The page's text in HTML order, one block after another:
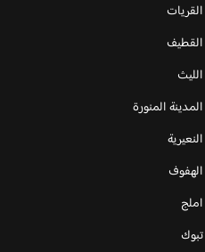
القريات
القطيف
الليث
المدينة المنورة
النعيرية
الهفوف
املج
تبوك